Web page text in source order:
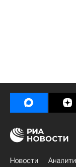
Новости